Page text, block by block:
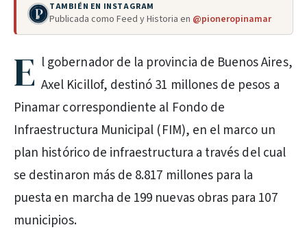
TAMBIÉN EN INSTAGRAM
Publicada como Feed y Historia en @pioneropinamar
E l gobernador de la provincia de Buenos Aires,
Axel Kicillof, destinó 31 millones de pesos a
Pinamar correspondiente al Fondo de
Infraestructura Municipal (FIM), en el marco un
plan histórico de infraestructura a través del cual
se destinaron más de 8.817 millones para la
puesta en marcha de 199 nuevas obras para 107
municipios.